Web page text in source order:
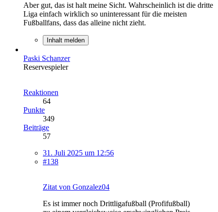
Aber gut, das ist halt meine Sicht. Wahrscheinlich ist die dritte
Liga einfach wirklich so uninteressant für die meisten
Fußballfans, dass das alleine nicht zieht.
Inhalt melden
Paski Schanzer
Reservespieler
Reaktionen
64
Punkte
349
Beiträge
57
31. Juli 2025 um 12:56
#138
Zitat von Gonzalez04
Es ist immer noch Drittligafußball (Profifußball)